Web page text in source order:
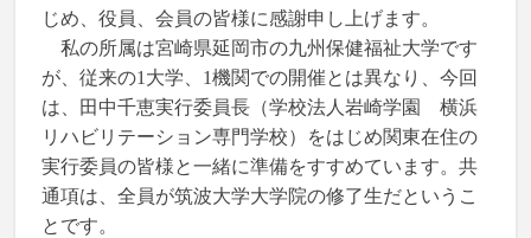
じめ、役員、会員の皆様に感謝申し上げます。
私の所属は宮崎県延岡市の九州保健福祉大学です
が、従来の1大学、1機関での開催とは異なり、今回
は、田中千恵実行委員長（学校法人岩崎学園 横浜
リハビリテーション専門学校）をはじめ関東在住の
実行委員の皆様と一緒に準備をすすめています。共
通項は、全員が筑波大学大学院の修了生だというこ
とです。